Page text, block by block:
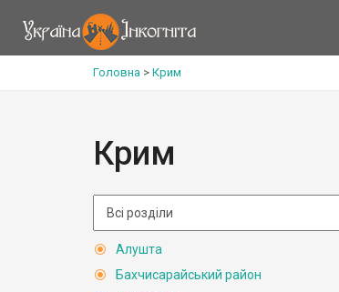
Головна > Крим
Крим
Алушта
Бахчисарайський район